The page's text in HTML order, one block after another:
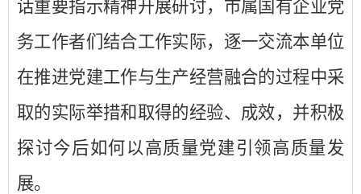
话重要指示精神开展研讨，市属国有企业党
务工作者们结合工作实际，逐一交流本单位
在推进党建工作与生产经营融合的过程中采
取的实际举措和取得的经验、成效，并积极
探讨今后如何以高质量党建引领高质量发
展。